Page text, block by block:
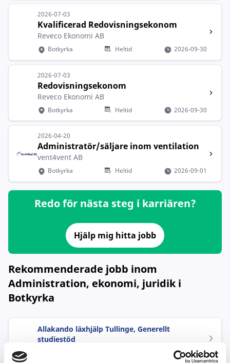
2026-07-03
Kvalificerad Redovisningsekonom
Reveco Ekonomi AB
Botkyrka Heltid 2026-09-30
2026-07-03
Redovisningsekonom
Reveco Ekonomi AB
Botkyrka Heltid 2026-09-30
2026-04-20
Administratör/säljare inom ventilation
vent4vent AB
Botkyrka Heltid 2026-09-01
Redo för nästa steg i karriären?
Hjälp mig hitta jobb
Rekommenderade jobb inom
Administration, ekonomi, juridik i
Botkyrka
Allakando läxhjälp Tullinge, Generellt
studiestöd